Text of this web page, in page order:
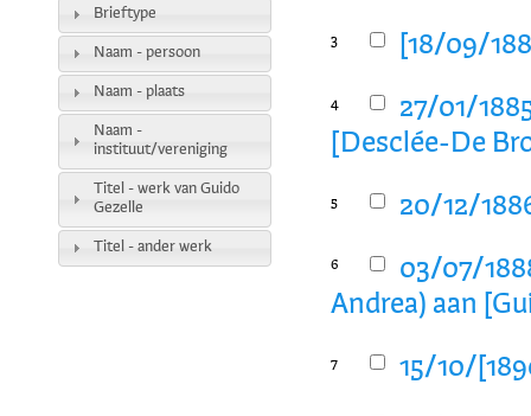
3 [18/09/
4
27/01/
[Desclée-De
5 20/12/
6
03/07/
Andrea) aan
7 15/10/
Brieftype
Naam - persoon
Naam - plaats
Naam -
instituut/vereniging
Titel - werk van Guido
Gezelle
Titel - ander werk